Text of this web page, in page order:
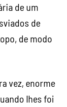
de um
de
de modo
vez, enorme
lhes foi